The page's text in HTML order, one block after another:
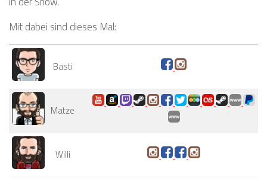
Mit dabei sind dieses Mal:
Basti
Matze
Willi